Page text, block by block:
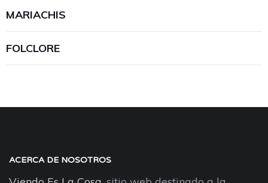
MARIACHIS
FOLCLORE
ACERCA DE NOSOTROS